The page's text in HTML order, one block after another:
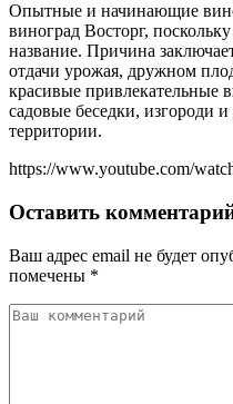
Опытные и начинающие
виноград Восторг,
название. Причина
отдачи урожая, дружном
красивые привлекательные
садовые беседки, изгороди
территории.
https://www.youtube.com/
Оставить
Ваш адрес email не будет
помечены *